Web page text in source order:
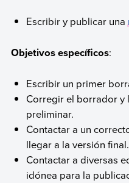
Escribir y publicar una
Objetivos específicos:
Escribir un primer
Corregir el borrador y
preliminar.
Contactar a un
llegar a la versión final.
Contactar a diversas
idónea para la